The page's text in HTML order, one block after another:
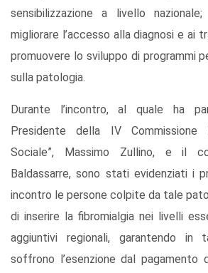
sensibilizzazione a livello
migliorare l’accesso alla diagnosi e ai
promuovere lo sviluppo di programmi
sulla patologia.
Durante l’incontro, al quale ha
Presidente della IV Commissione
Sociale”, Massimo Zullino, e il
Baldassarre, sono stati evidenziati i
incontro le persone colpite da tale
di inserire la fibromialgia nei livelli
aggiuntivi regionali, garantendo
soffrono l’esenzione dal pagamento